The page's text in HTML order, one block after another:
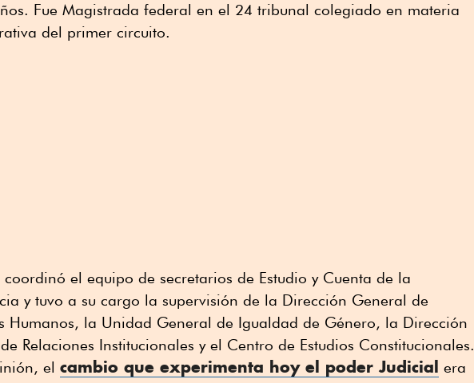
Fue Magistrada federal en el 24 tribunal colegiado en materia
del primer circuito.
coordinó el equipo de secretarios de Estudio y Cuenta de la
y tuvo a su cargo la supervisión de la Dirección General de
Humanos, la Unidad General de Igualdad de Género, la Dirección
Relaciones Institucionales y el Centro de Estudios Constitucionales.
el cambio que experimenta hoy el poder Judicial era